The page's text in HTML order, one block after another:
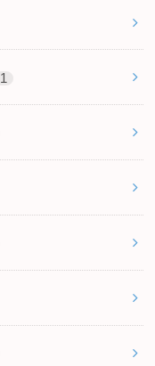
1